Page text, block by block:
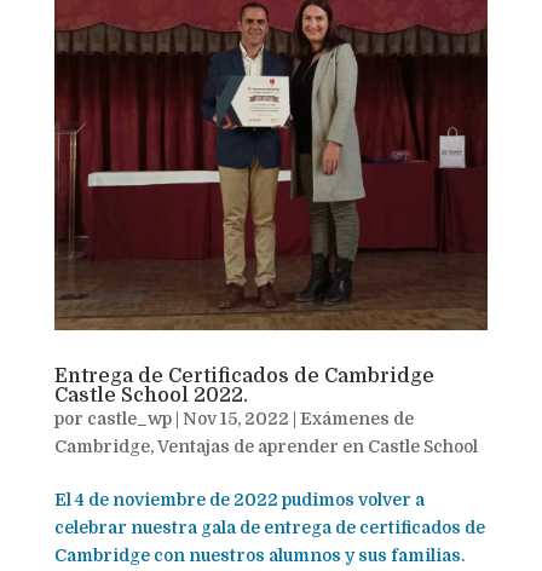
Entrega de Certificados de Cambridge
Castle School 2022.
por castle_wp| Nov 15, 2022
Exámenes de
Cambridge,Ventajas de aprender en Castle School
El 4 de noviembre de 2022 pudimos volver a
celebrar nuestra gala de entrega de certificados de
Cambridge con nuestros alumnos y sus familias.